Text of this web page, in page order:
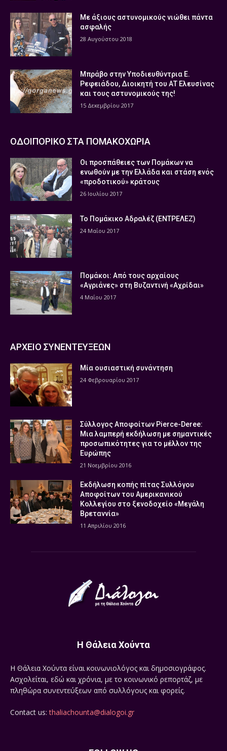
Με άξιους αστυνομικούς νιώθει πάντα
ασφαλής
28 Αυγούστου 2018
Μπράβο στην Υποδιευθύντρια Ε.
Ρεφειάδου, Διοικητή του ΑΤ Ελευσίνας
και τους αστυνομικούς της!
15 Δεκεμβρίου 2017
ΟΔΟΙΠΟΡΙΚΟ ΣΤΑ ΠΟΜΑΚΟΧΩΡΙΑ
Οι προσπάθειες των Πομάκων να
ενωθούν με την Ελλάδα και στάση ενός
«προδοτικού» κράτους
26 Ιουλίου 2017
Το Πομάκικο Αδραλέζ (ΕΝΤΡΕΛΕΖ)
24 Μαΐου 2017
Πομάκοι: Από τους αρχαίους
«Αγριάνες» στη Βυζαντινή «Αχρίδαι»
4 Μαΐου 2017
ΑΡΧΕΙΟ ΣΥΝΕΝΤΕΥΞΕΩΝ
Μία ουσιαστική συνάντηση
24 Φεβρουαρίου 2017
Σύλλογος Αποφοίτων Pierce-Deree:
Μια λαμπερή εκδήλωση με σημαντικές
προσωπικότητες για το μέλλον της
Ευρώπης
21 Νοεμβρίου 2016
Εκδήλωση κοπής πίτας Συλλόγου
Αποφοίτων του Αμερικανικού
Κολλεγίου στο ξενοδοχείο «Μεγάλη
Βρεταννία»
11 Απριλίου 2016
Η Θάλεια Χούντα
Η Θάλεια Χούντα είναι κοινωνιολόγος και δημοσιογράφος.
Ασχολείται, εδώ και χρόνια, με το κοινωνικό ρεπορτάζ, με
πληθώρα συνεντεύξεων από συλλόγους και φορείς.
Contact us:thaliachounta@dialogoi.gr